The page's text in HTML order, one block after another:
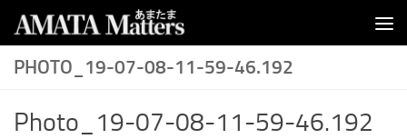
コンテンツへスキップ
PHOTO_19-07-08-11-59-46.192
Photo_19-07-08-11-59-46.192